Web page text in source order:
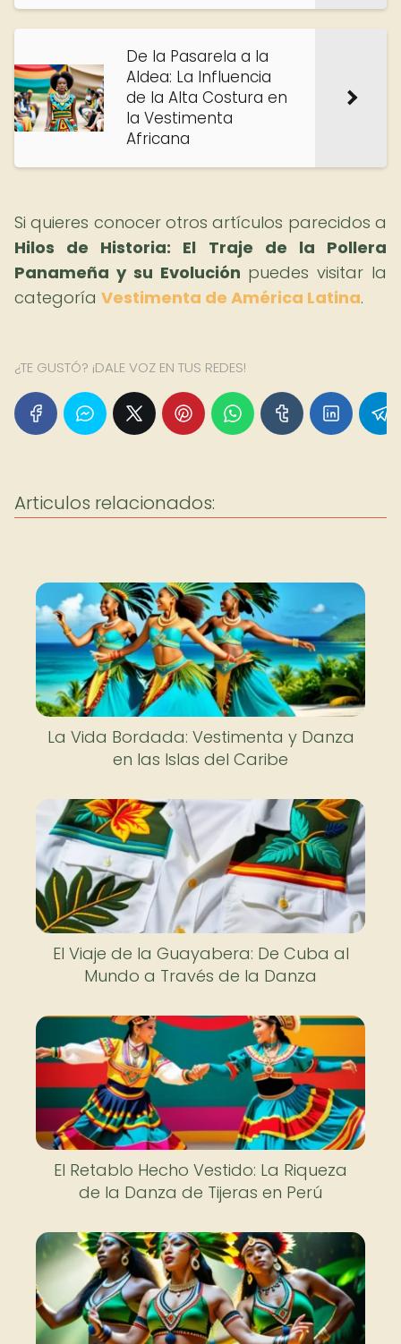
De la Pasarela a la
Aldea: La Influencia
de la Alta Costura en
la Vestimenta
Africana
Si quieres conocer otros artículos parecidos a
Hilos de Historia: El Traje de la Pollera
Panameña y su Evolución puedes visitar la
categoría Vestimenta de América Latina.
¿TE GUSTÓ? ¡DALE VOZ EN TUS REDES!
Articulos relacionados:
La Vida Bordada: Vestimenta y Danza
en las Islas del Caribe
El Viaje de la Guayabera: De Cuba al
Mundo a Través de la Danza
El Retablo Hecho Vestido: La Riqueza
de la Danza de Tijeras en Perú